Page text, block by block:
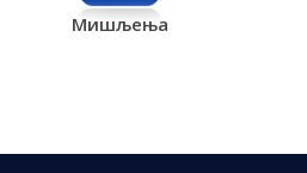
Мишљења